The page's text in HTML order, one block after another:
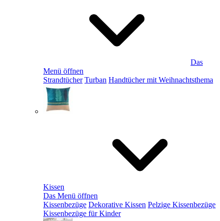
Das
Menü öffnen
Strandtücher Turban Handtücher mit Weihnachtsthema
Kissen
Das Menü öffnen
Kissenbezüge Dekorative Kissen Pelzige Kissenbezüge
Kissenbezüge für Kinder